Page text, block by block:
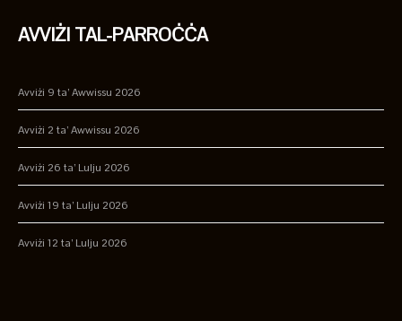
AVVIŻI TAL-PARROĊĊA
Avviżi 9 ta’ Awwissu 2026
Avviżi 2 ta’ Awwissu 2026
Avviżi 26 ta’ Lulju 2026
Avviżi 19 ta’ Lulju 2026
Avviżi 12 ta’ Lulju 2026